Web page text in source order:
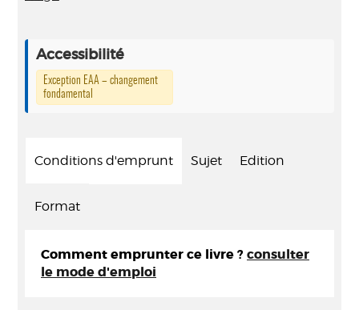
Accessibilité
Exception EAA – changement
fondamental
Conditions d'emprunt Sujet Edition
Format
Comment emprunter ce livre ? consulter
le mode d'emploi